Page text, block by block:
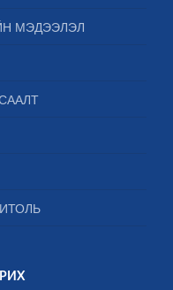
МЭДЭЭЛЭЛ